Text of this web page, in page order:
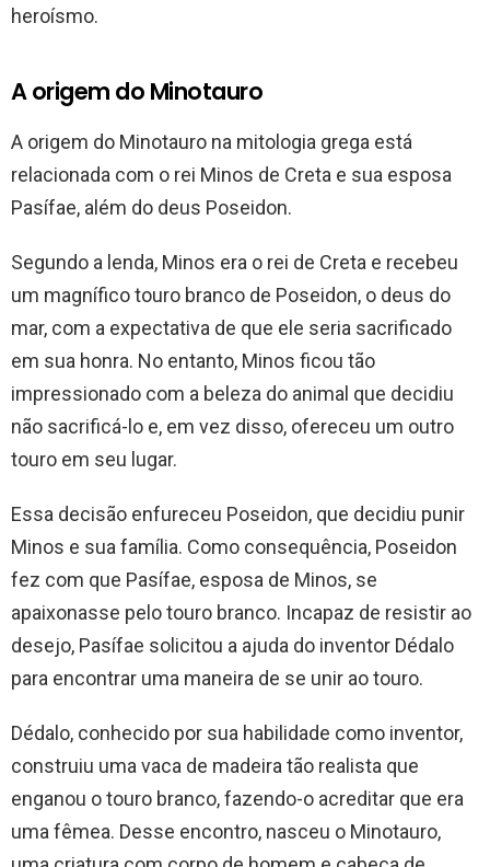
heroísmo.
A origem do Minotauro
A origem do Minotauro na mitologia grega está
relacionada com o rei Minos de Creta e sua esposa
Pasífae, além do deus Poseidon.
Segundo a lenda, Minos era o rei de Creta e recebeu
um magnífico touro branco de Poseidon, o deus do
mar, com a expectativa de que ele seria sacrificado
em sua honra. No entanto, Minos ficou tão
impressionado com a beleza do animal que decidiu
não sacrificá-lo e, em vez disso, ofereceu um outro
touro em seu lugar.
Essa decisão enfureceu Poseidon, que decidiu punir
Minos e sua família. Como consequência, Poseidon
fez com que Pasífae, esposa de Minos, se
apaixonasse pelo touro branco. Incapaz de resistir ao
desejo, Pasífae solicitou a ajuda do inventor Dédalo
para encontrar uma maneira de se unir ao touro.
Dédalo, conhecido por sua habilidade como inventor,
construiu uma vaca de madeira tão realista que
enganou o touro branco, fazendo-o acreditar que era
uma fêmea. Desse encontro, nasceu o Minotauro,